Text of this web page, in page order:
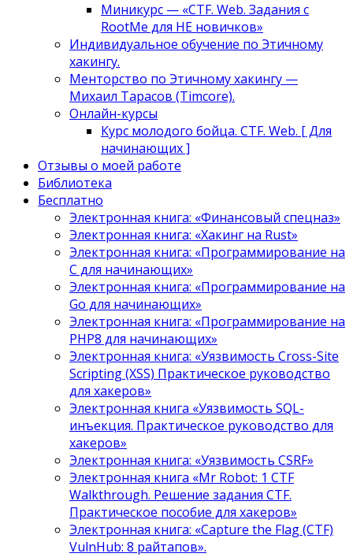
Миникурс — «CTF. Web. Задания с
RootMe для НЕ новичков»
Индивидуальное обучение по Этичному
хакингу.
Менторство по Этичному хакингу —
Михаил Тарасов (Timcore).
Онлайн-курсы
Курс молодого бойца. CTF. Web. [ Для
начинающих ]
Отзывы о моей работе
Библиотека
Бесплатно
Электронная книга: «Финансовый спецназ»
Электронная книга: «Хакинг на Rust»
Электронная книга: «Программирование на
C для начинающих»
Электронная книга: «Программирование на
Go для начинающих»
Электронная книга: «Программирование на
PHP8 для начинающих»
Электронная книга: «Уязвимость Cross-Site
Scripting (XSS) Практическое руководство
для хакеров»
Электронная книга «Уязвимость SQL-
инъекция. Практическое руководство для
хакеров»
Электронная книга: «Уязвимость CSRF»
Электронная книга «Mr Robot: 1 CTF
Walkthrough. Решение задания CTF.
Практическое пособие для хакеров»
Электронная книга: «Capture the Flag (CTF)
VulnHub: 8 райтапов».